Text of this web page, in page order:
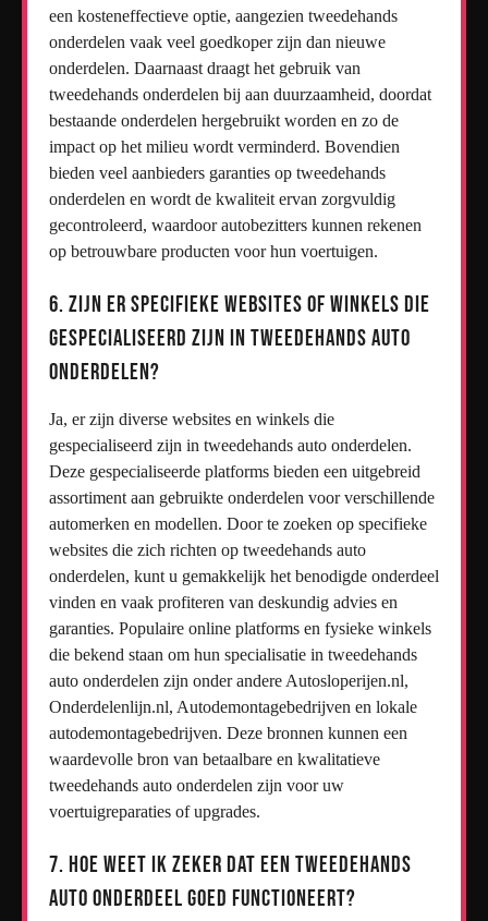
een kosteneffectieve optie, aangezien tweedehands
onderdelen vaak veel goedkoper zijn dan nieuwe
onderdelen. Daarnaast draagt het gebruik van
tweedehands onderdelen bij aan duurzaamheid, doordat
bestaande onderdelen hergebruikt worden en zo de
impact op het milieu wordt verminderd. Bovendien
bieden veel aanbieders garanties op tweedehands
onderdelen en wordt de kwaliteit ervan zorgvuldig
gecontroleerd, waardoor autobezitters kunnen rekenen
op betrouwbare producten voor hun voertuigen.
6. Zijn er specifieke websites of winkels die
gespecialiseerd zijn in tweedehands auto
onderdelen?
Ja, er zijn diverse websites en winkels die
gespecialiseerd zijn in tweedehands auto onderdelen.
Deze gespecialiseerde platforms bieden een uitgebreid
assortiment aan gebruikte onderdelen voor verschillende
automerken en modellen. Door te zoeken op specifieke
websites die zich richten op tweedehands auto
onderdelen, kunt u gemakkelijk het benodigde onderdeel
vinden en vaak profiteren van deskundig advies en
garanties. Populaire online platforms en fysieke winkels
die bekend staan om hun specialisatie in tweedehands
auto onderdelen zijn onder andere Autosloperijen.nl,
Onderdelenlijn.nl, Autodemontagebedrijven en lokale
autodemontagebedrijven. Deze bronnen kunnen een
waardevolle bron van betaalbare en kwalitatieve
tweedehands auto onderdelen zijn voor uw
voertuigreparaties of upgrades.
7. Hoe weet ik zeker dat een tweedehands
auto onderdeel goed functioneert?